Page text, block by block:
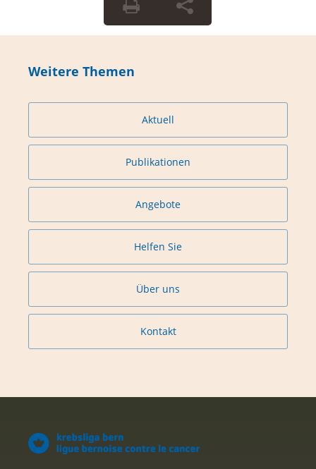
Weitere Themen
Aktuell
Publikationen
Angebote
Helfen Sie
Über uns
Kontakt